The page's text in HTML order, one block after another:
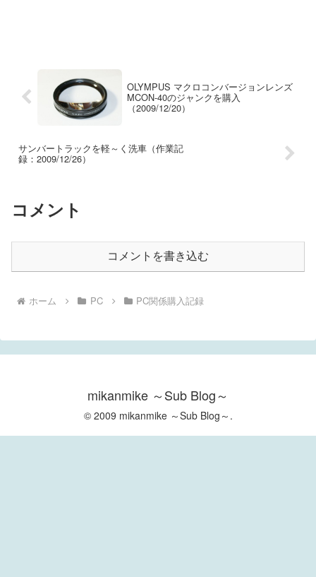
OLYMPUS マクロコンバージョンレンズ
MCON-40のジャンクを購入
（2009/12/20）
サンバートラックを軽～く洗車（作業記
録：2009/12/26）
コメント
コメントを書き込む
ホーム PC PC関係購入記録
mikanmike ～Sub Blog～
© 2009 mikanmike ～Sub Blog～.